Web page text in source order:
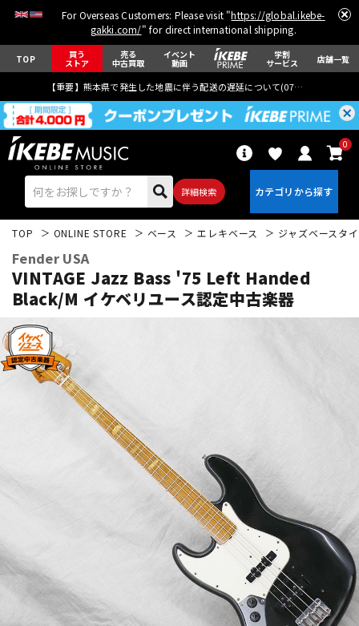
For Overseas Customers: Please visit "https://global.ikebe-
gakki.com/" for direct international shipping.
TOP 買う
ストア
売る
中古買取
イベント
動画
学割
サービス 店舗一覧
【重要】熊本県で発生した地震に伴う配送の遅延について(07月29日
詳細検索
0
ベース
電子ピアノ
その他楽器
アンプ エフェクター
TOP ONLINE STORE ベース エレキベース ジャズベースタ
Fender USA
VINTAGE Jazz Bass '75 Left Handed
Black/M イケベリユース認定中古楽器